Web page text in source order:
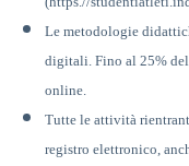
Le metodologie
digitali. Fino al 25% del
online.
Tutte le attività
registro elettronico,